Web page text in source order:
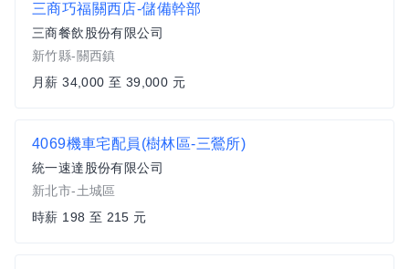
三商巧福關西店-儲備幹部
三商餐飲股份有限公司
新竹縣-關西鎮
月薪 34,000 至 39,000 元
4069機車宅配員(樹林區-三鶯所)
統一速達股份有限公司
新北市-土城區
時薪 198 至 215 元